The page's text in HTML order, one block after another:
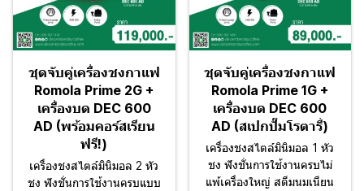
ชุดจับคู่เครื่องชงกาแฟ
Romola Prime 2G +
เครื่องบด DEC 600
AD (พร้อมคอร์สเรียน
ฟรี!)
เครื่องชงสไตล์มินิมอล 2 หัว
ชง ฟังชั่นการใช้งานครบแบบ
ชุดจับคู่เครื่องชงกาแฟ
Romola Prime 1G +
เครื่องบด DEC 600
AD (สเปกปั๊มโรตารี่)
เครื่องชงสไตล์มินิมอล 1 หัว
ชง ฟังชั่นการใช้งานครบไม่
แพ้เครื่องใหญ่ สตีมนมเนียน